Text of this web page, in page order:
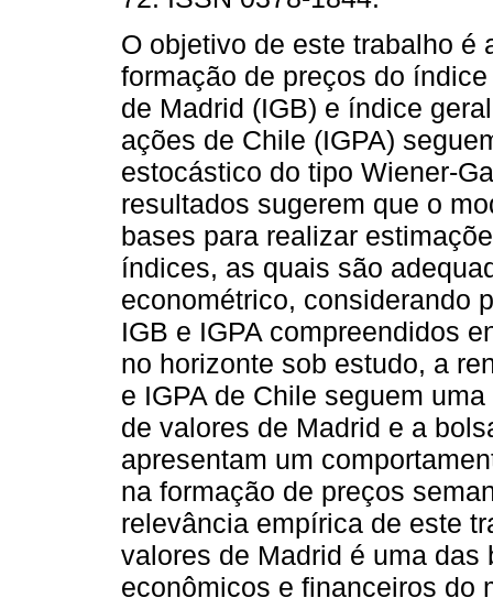
O objetivo de este trabalho é
formação de preços do
de Madrid (IGB) e índice
ações de Chile (IGPA)
estocástico do tipo Wiener-
resultados sugerem que o
bases para realizar
índices, as quais são
econométrico, considerando
IGB e IGPA compreendidos
no horizonte sob estudo, a
e IGPA de Chile seguem
de valores de Madrid e a
apresentam um
na formação de preços
relevância empírica de este
valores de Madrid é uma
econômicos e financeiros do